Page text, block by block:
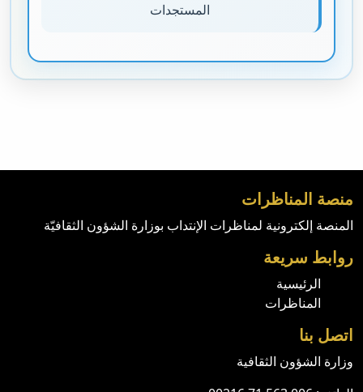
المستجدات
منصة المناظرات
المنصة إلكترونية لمناظرات الإنتداب بوزارة الشؤون الثقافيّة
روابط سريعة
الرئيسية
المناظرات
اتصل بنا
وزارة الشؤون الثقافية